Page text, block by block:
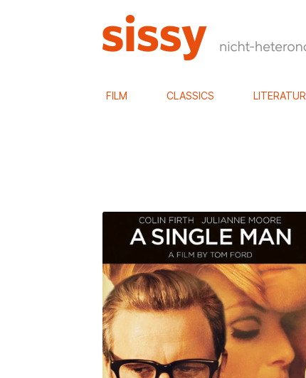
FILM CLASSICS LITERATUR